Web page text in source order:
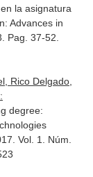
la asignatura
Advances in
Pag. 37-52.
Rico Delgado,
degree:
Vol. 1. Núm.